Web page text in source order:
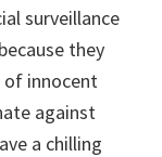
surveillance
they
innocent
against
a chilling